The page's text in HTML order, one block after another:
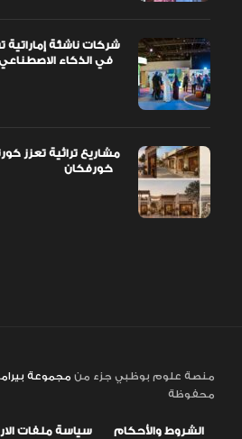
شركات ناشئة
مشاريع تراثية تعزز
منصة علوم بوظبي جزء من مجموعة
محفوظة
الشروط والأحكام سياسة ملفات